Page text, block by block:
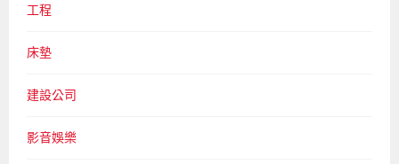
工程
床墊
建設公司
影音娛樂